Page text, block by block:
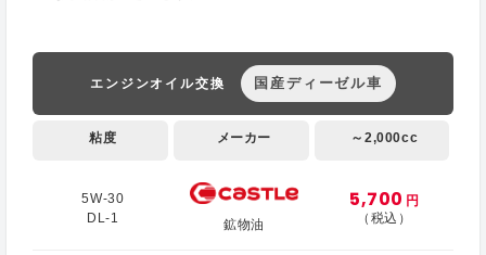
エンジンオイル交換 国産ディーゼル車
粘度 メーカー ～2,000cc
5W-30
DL-1
鉱物油
5,700 円
（税込）